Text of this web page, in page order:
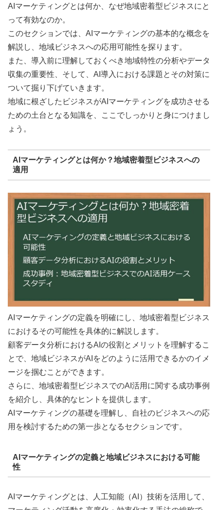
AIマーケティングとは何か、なぜ地域密着型ビジネスにと
って有効なのか。
このセクションでは、AIマーケティングの基本的な概念を
解説し、地域ビジネスへの応用可能性を探ります。
また、導入前に理解しておくべき地域特性の分析やデータ
収集の重要性、そして、AI導入における課題とその対策に
ついて掘り下げていきます。
地域に根ざしたビジネスがAIマーケティングを成功させる
ための土台となる知識を、ここでしっかりと身につけまし
ょう。
AIマーケティングとは何か？地域密着型ビジネスへの
適用
AIマーケティングの定義を明確にし、地域密着型ビジネス
におけるその可能性を具体的に解説します。
顧客データ分析におけるAIの役割とメリットを理解するこ
とで、地域ビジネスがAIをどのように活用できるかのイメ
ージを掴むことができます。
さらに、地域密着型ビジネスでのAI活用に関する成功事例
を紹介し、具体的なヒントを提供します。
AIマーケティングの基礎を理解し、自社のビジネスへの応
用を検討するための第一歩となるセクションです。
AIマーケティングの定義と地域ビジネスにおける可能
性
AIマーケティングとは、人工知能（AI）技術を活用して、